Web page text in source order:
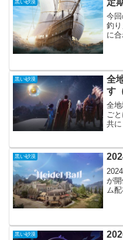
黒い砂漠
今
釣
に
発
黒い砂漠
全
す
全
ご
共
獲得
黒い砂漠
が
ム
ハ
黒い砂漠